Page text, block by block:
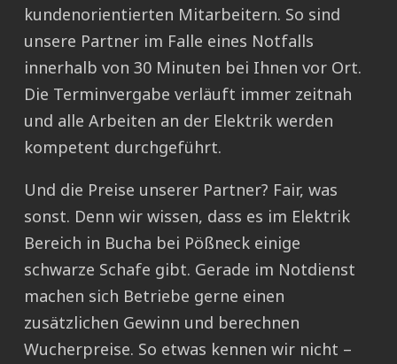
kundenorientierten Mitarbeitern. So sind
unsere Partner im Falle eines Notfalls
innerhalb von 30 Minuten bei Ihnen vor Ort.
Die Terminvergabe verläuft immer zeitnah
und alle Arbeiten an der Elektrik werden
kompetent durchgeführt.
Und die Preise unserer Partner? Fair, was
sonst. Denn wir wissen, dass es im Elektrik
Bereich in Bucha bei Pößneck einige
schwarze Schafe gibt. Gerade im Notdienst
machen sich Betriebe gerne einen
zusätzlichen Gewinn und berechnen
Wucherpreise. So etwas kennen wir nicht –